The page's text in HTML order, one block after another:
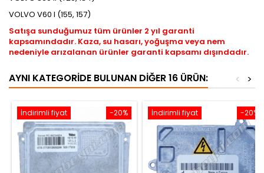
VOLVO V60 I (155, 157)
Satışa sunduğumuz tüm ürünler 2 yıl garanti
kapsamındadır. Kaza, su hasarı, yoğuşma veya nem
nedeniyle arızalanan ürünler garanti kapsamı dışındadır.
AYNI KATEGORIDE BULUNAN DIĞER 16 ÜRÜN: >
<
-20%
İndirimli fiyat -20%
İndirimli fiyat